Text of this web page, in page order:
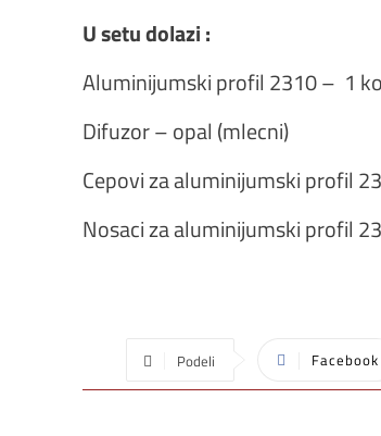
U setu dolazi :
Aluminijumski profil 2310 – 1
Difuzor – opal (mlecni)
Cepovi za aluminijumski profil
Nosaci za aluminijumski profil
Podeli Facebook